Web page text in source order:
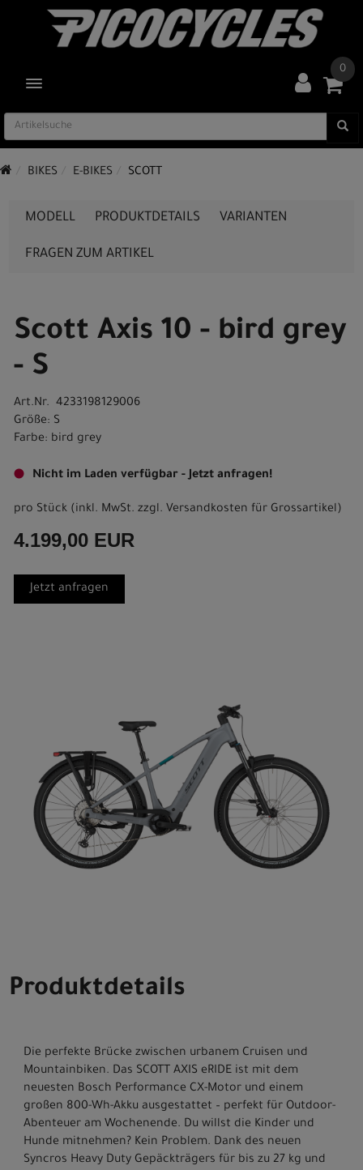
TOGGLE NAVIGATION
0
BIKES E-BIKES SCOTT
MODELL PRODUKTDETAILS VARIANTEN
FRAGEN ZUM ARTIKEL
Scott Axis 10 - bird grey
- S
Art.Nr. 4233198129006
Größe: S
Farbe: bird grey
Nicht im Laden verfügbar - Jetzt anfragen!
pro Stück (inkl. MwSt. zzgl. Versandkosten für Grossartikel)
4.199,00 EUR
Jetzt anfragen
Produktdetails
Die perfekte Brücke zwischen urbanem Cruisen und
Mountainbiken. Das SCOTT AXIS eRIDE ist mit dem
neuesten Bosch Performance CX-Motor und einem
großen 800-Wh-Akku ausgestattet – perfekt für Outdoor-
Abenteuer am Wochenende. Du willst die Kinder und
Hunde mitnehmen? Kein Problem. Dank des neuen
Syncros Heavy Duty Gepäckträgers für bis zu 27 kg und